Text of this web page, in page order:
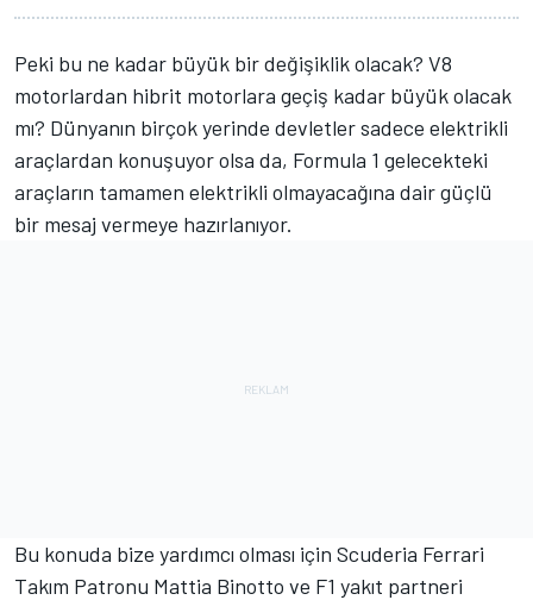
Peki bu ne kadar büyük bir değişiklik olacak? V8
motorlardan hibrit motorlara geçiş kadar büyük olacak
mı? Dünyanın birçok yerinde devletler sadece elektrikli
araçlardan konuşuyor olsa da, Formula 1 gelecekteki
araçların tamamen elektrikli olmayacağına dair güçlü
bir mesaj vermeye hazırlanıyor.
Bu konuda bize yardımcı olması için Scuderia Ferrari
Takım Patronu Mattia Binotto ve F1 yakıt partneri